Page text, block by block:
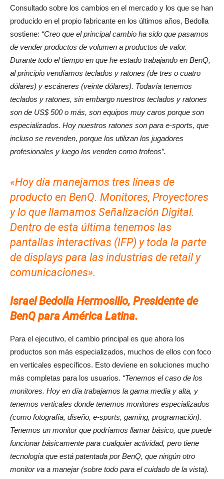
Consultado sobre los cambios en el mercado y los que se han
producido en el propio fabricante en los últimos años, Bedolla
sostiene: “Creo que el principal cambio ha sido que pasamos
de vender productos de volumen a productos de valor.
Durante todo el tiempo en que he estado trabajando en BenQ,
al principio vendíamos teclados y ratones (de tres o cuatro
dólares) y escáneres (veinte dólares). Todavía tenemos
teclados y ratones, sin embargo nuestros teclados y ratones
son de US$ 500 o más, son equipos muy caros porque son
especializados. Hoy nuestros ratones son para e-sports, que
incluso se revenden, porque los utilizan los jugadores
profesionales y luego los venden como trofeos”.
«Hoy día manejamos tres líneas de
producto en BenQ. Monitores, Proyectores
y lo que llamamos Señalización Digital.
Dentro de esta última tenemos las
pantallas interactivas (IFP) y toda la parte
de displays para las industrias de retail y
comunicaciones».
Israel Bedolla Hermosillo, Presidente de
BenQ para América Latina.
Para el ejecutivo, el cambio principal es que ahora los
productos son más especializados, muchos de ellos con foco
en verticales específicos. Esto deviene en soluciones mucho
más completas para los usuarios. “Tenemos el caso de los
monitores. Hoy en día trabajamos la gama media y alta, y
tenemos verticales donde tenemos monitores especializados
(como fotografía, diseño, e-sports, gaming, programación).
Tenemos un monitor que podríamos llamar básico, que puede
funcionar básicamente para cualquier actividad, pero tiene
tecnología que está patentada por BenQ, que ningún otro
monitor va a manejar (sobre todo para el cuidado de la vista).